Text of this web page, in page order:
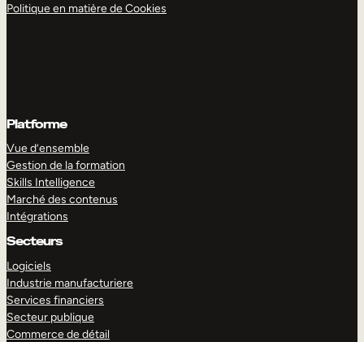
Politique en matière de Cookies
Platforme
Vue d’ensemble
Gestion de la formation
Skills Intelligence
Marché des contenus
Intégrations
Secteurs
Logiciels
Industrie manufacturiere
Services financiers
Secteur publique
Commerce de détail